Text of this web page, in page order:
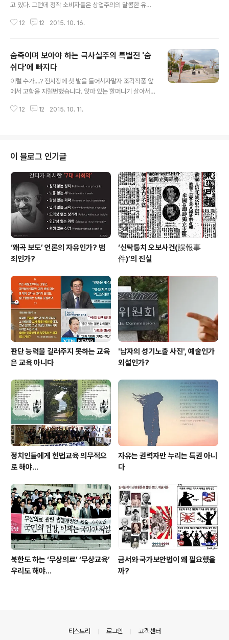
고 있다. 그런데 정작 소비자들은 상업주의의 달콤한 유혹
되는 상업주의는 어린이나 젊은이 노인을 가리지 않고 무
한다. 젊은이들은 귀기울이지지 않으려 한다. 건강을 잃고
난 후 자신의 몸에 담긴 고통이 얼마나 크며 소중한 건강을
되찾기가 얼마나 어려운가를 절감하지만 그 때는 이미 늦
어버리기도 한다. '이익이 되는 게 선'이라는 상업주의가 만
연한 사회... 상도의가 실종되고 '이윤의 극대화'만 추구하
는 상인들이 늘어나고 있다. 과정이 무시되고 결과가 선이
12 12 2015. 10. 16.
숨죽이며 보아야 하는 극사실주의 특별전 '숨
쉬다'에 빠지다
이럴 수가....? 전시장에 첫 발을 들어서자말자 조각작품 앞
에서 고함을 지럴번했습니다. 앉아 있는 할머니기 살아서
수 없는... 얼어 붙어 발을 뗄 수가 없었습니다. 그래서 이 많
보십시오. 오늘은 제가 어제 대전시립미술관에서 전시중인
극사실주의 특별전 '숨쉬다'를 보고 온 영상을 그대로 올려
놓겠습니다. 관람료가 성인이 10.000원 초등학생들까지
8000원이나 하는 입장료에도 불구하고 성황을 이루고 있
다는 사실에서 이 전시회가 얼마나 시민들의 관심과 사랑
을 받..
12 12 2015. 10. 11.
이 블로그 인기글
‘왜곡 보도’ 언론의 자유인가? 범
죄인가?
‘신탁통치 오보사건(誤報事
件)’의 진실
판단 능력을 길러주지 못하는 교육
은 교육 아니다
'남자의 성기노출 사진', 예술인가
외설인가?
정치인들에게 헌법교육 의무적으
로 해야…
자유는 권력자만 누리는 특권 아니
다
북한도 하는 ‘무상의료’ ‘무상교육’
우리도 해야...
금서와 국가보안법이 왜 필요했을
까?
티스토리 로그인 고객센터